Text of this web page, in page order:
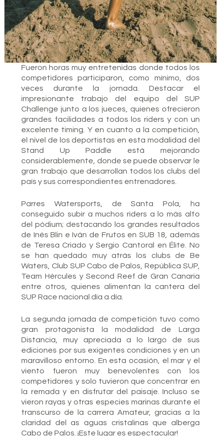
Fueron horas muy entretenidas donde todos los
competidores participaron, como mínimo, dos
veces durante la jornada. Destacar el
impresionante trabajo del equipo del SUP
Challenge junto a los jueces, quienes ofrecieron
grandes facilidades a todos los riders y con un
excelente timing. Y en cuanto a la competición,
el nivel de los deportistas en esta modalidad del
Stand Up Paddle está mejorando
considerablemente, donde se puede observar le
gran trabajo que desarrollan todos los clubs del
país y sus correspondientes entrenadores.
Parres Watersports, de Santa Pola, ha
conseguido subir a muchos riders a lo más alto
del pódium; destacando los grandes resultados
de Inés Blin e Iván de Frutos en SUB 18, además
de Teresa Criado y Sergio Cantoral en Élite. No
se han quedado muy atrás los clubs de Be
Waters, Club SUP Cabo de Palos, República SUP,
Team Hércules y Second Reef de Gran Canaria
entre otros, quienes alimentan la cantera del
SUP Race nacional día a día.
La segunda jornada de competición tuvo como
gran protagonista la modalidad de Larga
Distancia, muy apreciada a lo largo de sus
ediciones por sus exigentes condiciones y en un
maravilloso entorno. En esta ocasión, el mar y el
viento fueron muy benevolentes con los
competidores y solo tuvieron que concentrar en
la remada y en disfrutar del paisaje. Incluso se
vieron rayas y otras especies marinas durante el
transcurso de la carrera Amateur, gracias a la
claridad del as aguas cristalinas que alberga
Cabo de Palos. ¡Este lugar es espectacular!